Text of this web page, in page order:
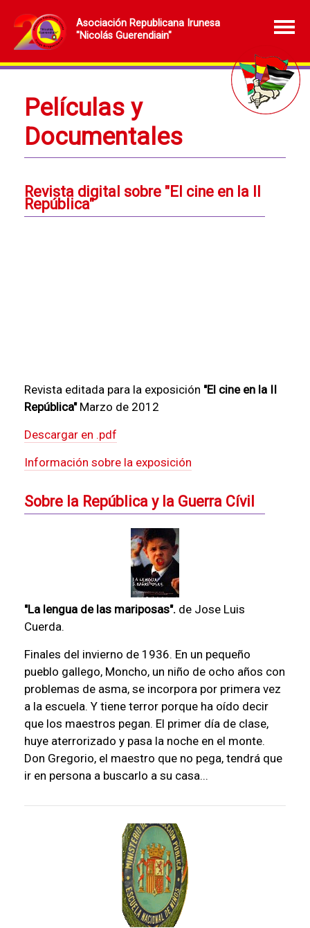
Asociación Republicana Irunesa
"Nicolás Guerendiain"
Películas y
Documentales
Revista digital sobre "El cine en la II
República"
Revista editada para la exposición "El cine en la II
República"Marzo de 2012
Descargar en .pdf
Información sobre la exposición
Sobre la República y la Guerra Cívil
"La lengua de las mariposas". de Jose Luis
Cuerda.
Finales del invierno de 1936. En un pequeño
pueblo gallego, Moncho, un niño de ocho años con
problemas de asma, se incorpora por primera vez
a la escuela. Y tiene terror porque ha oído decir
que los maestros pegan. El primer día de clase,
huye aterrorizado y pasa la noche en el monte.
Don Gregorio, el maestro que no pega, tendrá que
ir en persona a buscarlo a su casa...